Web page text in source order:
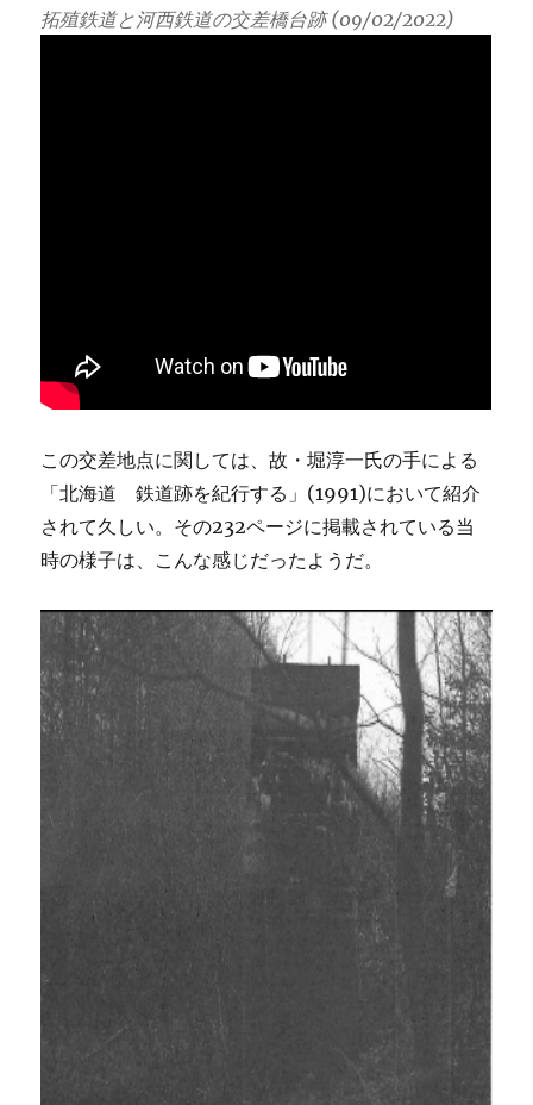
拓殖鉄道と河西鉄道の交差橋台跡 (09/02/2022)
この交差地点に関しては、故・堀淳一氏の手による
「北海道 鉄道跡を紀行する」(1991)において紹介
されて久しい。その232ページに掲載されている当
時の様子は、こんな感じだったようだ。